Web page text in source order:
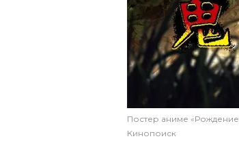
Постер аниме
Кинопоиск